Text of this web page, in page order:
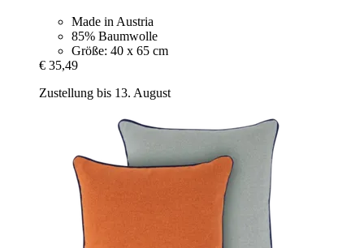
Made in Austria
85% Baumwolle
Größe: 40 x 65 cm
€ 35,49
Zustellung bis 13. August